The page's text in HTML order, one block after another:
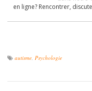
en ligne? Rencontrer,
autisme Psychologie